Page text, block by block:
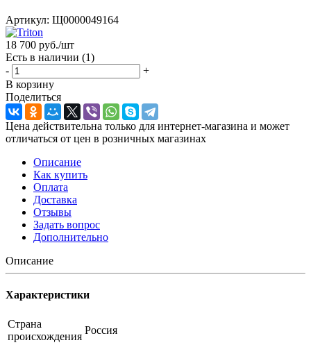
Артикул: Щ0000049164
18 700 руб./шт
Есть в наличии (1)
-
+
В корзину
Поделиться
Цена действительна только для интернет-магазина и может
отличаться от цен в розничных магазинах
Описание
Как купить
Оплата
Доставка
Отзывы
Задать вопрос
Дополнительно
Описание
Характеристики
Страна
происхождения
Россия